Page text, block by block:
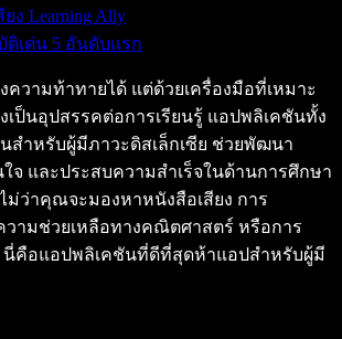
ง Learning Ally
เด่น 5 อันดับแรก
ความท้าทายได้ แต่ด้วยเครื่องมือที่เหมาะ
เป็นอุปสรรคต่อการเรียนรู้ แอปพลิเคชันทั้ง
สำหรับผู้มีภาวะดิสเล็กเซีย ช่วยพัฒนา
จ และประสบความสำเร็จในด้านการศึกษา
ม่ว่าคุณจะมองหาหนังสือเสียง การ
ามช่วยเหลือทางคณิตศาสตร์ หรือการ
นี่คือแอปพลิเคชันที่ดีที่สุดห้าแอปสำหรับผู้มี